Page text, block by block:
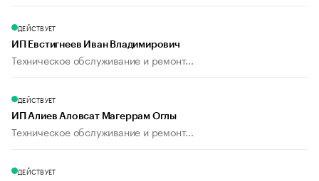
ДЕЙСТВУЕТ
ИП Евстигнеев Иван Владимирович
Техническое обслуживание и ремонт...
ДЕЙСТВУЕТ
ИП Алиев Аловсат Магеррам Оглы
Техническое обслуживание и ремонт...
ДЕЙСТВУЕТ